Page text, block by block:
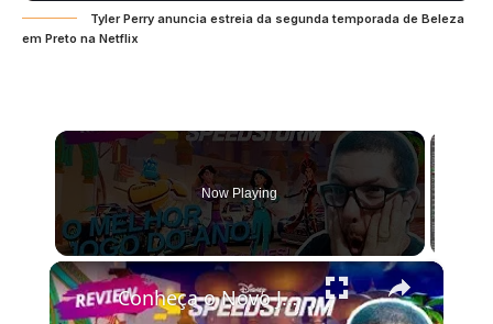
Tyler Perry anuncia estreia da segunda temporada de Beleza
em Preto na Netflix
Now Playing
×
Conheça o Novo Jogo Gratuito de Kart da Disney - Disney Speedstorm - Review